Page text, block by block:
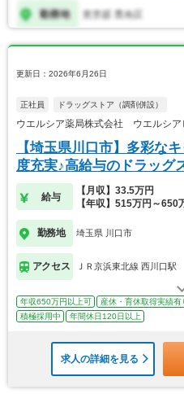
更新日：2026年6月26日
正社員 ドラッグストア（調剤併設）
ウエルシア薬局株式会社 ウエルシア
【埼玉県川口市】多彩な
度充実♪高給与のドラッ
給与
【月収】33.5万円
【年収】515万円～650
勤務地 埼玉県 川口市
アクセス ＪＲ京浜東北線 西川口駅
年収650万円以上可 産休・育休取得実績有
積極採用中
年間休日120日以上
求人の詳細を見る